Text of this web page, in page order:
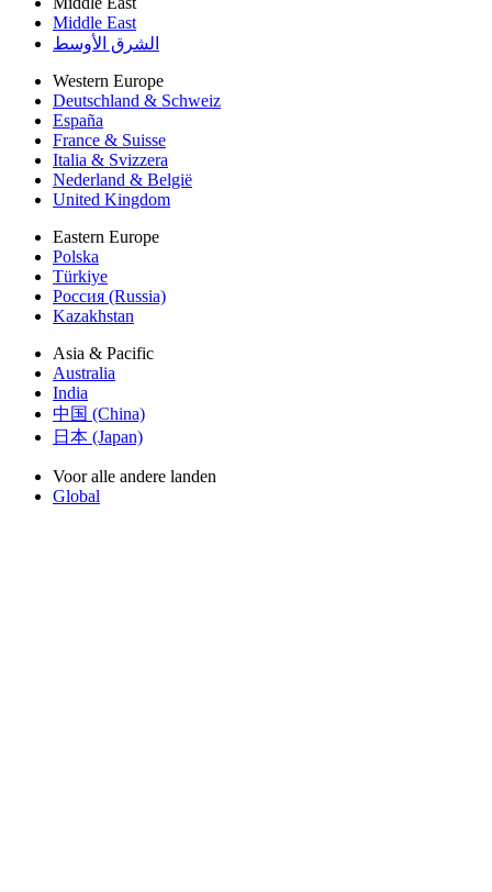
Middle East
الشرق الأوسط
Western Europe
Deutschland & Schweiz
España
France & Suisse
Italia & Svizzera
Nederland & België
United Kingdom
Eastern Europe
Polska
Türkiye
Россия (Russia)
Kazakhstan
Asia & Pacific
Australia
India
中国 (China)
日本 (Japan)
Voor alle andere landen
Global